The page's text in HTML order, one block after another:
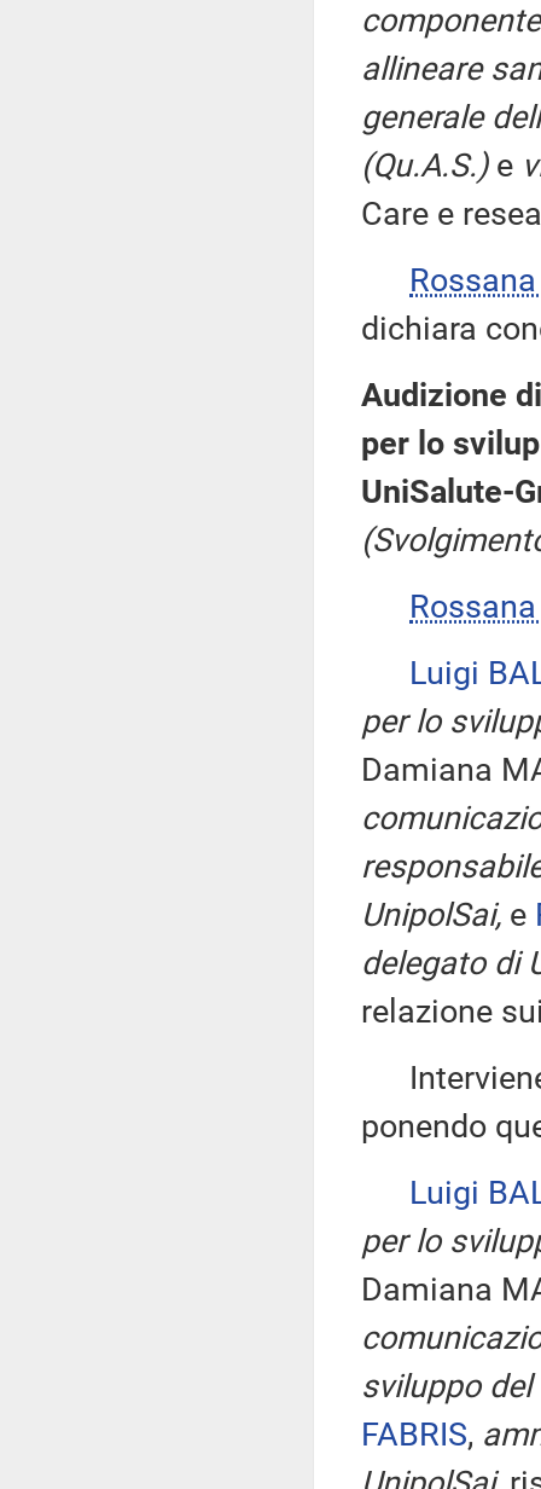
allineare
generale
(Qu.A.S.)e
Care e
dichiara
Audizione
per lo
UniSalute-
Luigi
per lo
Damiana
UnipolSai, e
delegato di
relazione
ponendo
Luigi
per lo
Damiana
sviluppo
FABRIS,